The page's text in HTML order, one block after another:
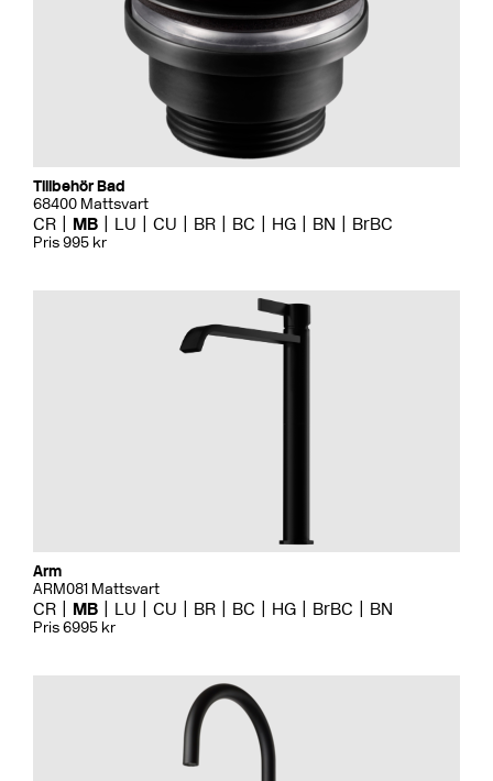
Tillbehör Bad
68400 Mattsvart
CR MB LU CU BR BC HG BN BrBC
Pris 995 kr
Arm
ARM081 Mattsvart
CR MB LU CU BR BC HG BrBC BN
Pris 6995 kr